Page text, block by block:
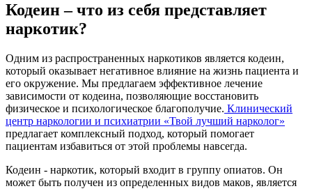
Кодеин – что из себя представляет
наркотик?
Одним из распространенных наркотиков является кодеин,
который оказывает негативное влияние на жизнь пациента и
его окружение. Мы предлагаем эффективное лечение
зависимости от кодеина, позволяющие восстановить
физическое и психологическое благополучие. Клинический
центр наркологии и психиатрии «Твой лучший нарколог»
предлагает комплексный подход, который помогает
пациентам избавиться от этой проблемы навсегда.
Кодеин - наркотик, который входит в группу опиатов. Он
может быть получен из определенных видов маков, является